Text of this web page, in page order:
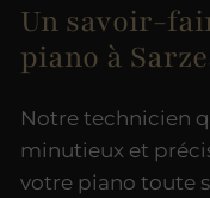
Un savoir-
piano à
Notre technicien
minutieux et
votre piano toute